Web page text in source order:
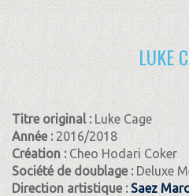
LUKE
Titre original : Luke Cage
Année : 2016/2018
Création : Cheo Hodari Coker
Société de doublage :Deluxe
Direction artistique : Saez Marc